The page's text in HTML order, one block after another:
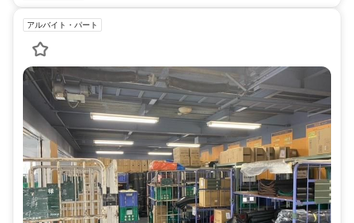
アルバイト・パート